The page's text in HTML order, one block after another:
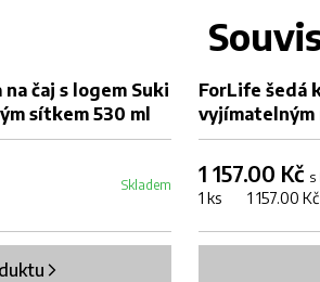
čaj s logem Suki
sítkem 530 ml
Skladem
ForLife šedá
vyjímatelným
1 157.00 Kč s
1 ks 1 157.00 Kč